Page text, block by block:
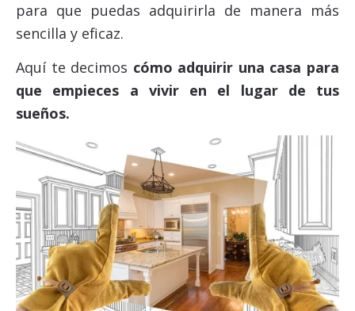
para que puedas adquirirla de manera más
sencilla y eficaz.
Aquí te decimos cómo adquirir una casa para
que empieces a vivir en el lugar de tus
sueños.